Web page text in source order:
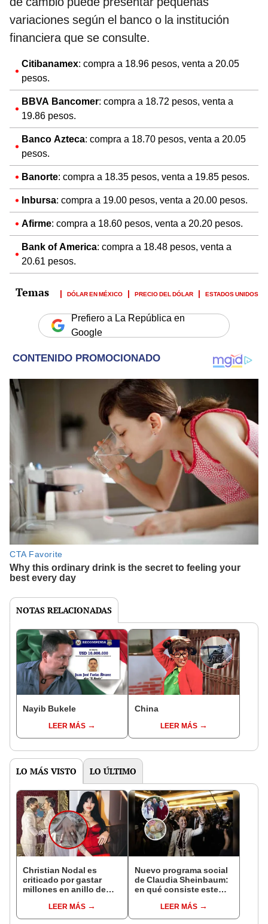
variaciones según el banco o la institución
financiera que se consulte.
Citibanamex: compra a 18.96 pesos, venta a 20.05
pesos.​
BBVA Bancomer: compra a 18.72 pesos, venta a
19.86 pesos.​
Banco Azteca: compra a 18.70 pesos, venta a 20.05
pesos.​
Banorte: compra a 18.35 pesos, venta a 19.85 pesos.​
Inbursa: compra a 19.00 pesos, venta a 20.00 pesos.​
Afirme: compra a 18.60 pesos, venta a 20.20 pesos.​
Bank of America: compra a 18.48 pesos, venta a
20.61 pesos.
DÓLAR EN MÉXICO PRECIO DEL DÓLAR ESTADOS UNIDOS
Prefiero a La República en
Google
NOTAS RELACIONADAS
Nayib Bukele
LEER MÁS
China
LEER MÁS
LO MÁS VISTO LO ÚLTIMO
Christian Nodal es
criticado por gastar
millones en anillo de
pensión de su hija Inti
LEER MÁS
Nuevo programa social
de Claudia Sheinbaum:
en qué consiste este
adultos mayores desde
2025
LEER MÁS